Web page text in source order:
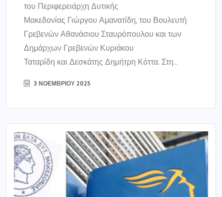
του Περιφερειάρχη Δυτικής
Μακεδονίας Γιώργου Αμανατίδη, του Βουλευτή
Γρεβενών Αθανάσιου Σταυρόπουλου και των
Δημάρχων Γρεβενών Κυριάκου
Ταταρίδη και Δεσκάτης Δημήτρη Κόττα. Στη...
3 ΝΟΕΜΒΡΊΟΥ 2025